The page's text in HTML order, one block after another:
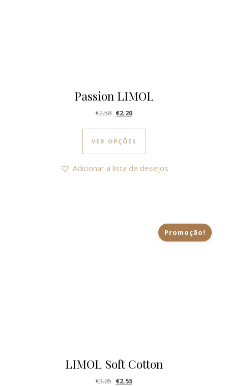
Passion LIMOL
€2.58 O preço original era: €2.58.
€2.20O preço atual é: €2.20.
VER OPÇÕES
This product has
Adicionar a lista de desejos
Promoção!
LIMOL Soft Cotton
€3.05 O preço original era: €3.05.
€2.55O preço atual é: €2.55.